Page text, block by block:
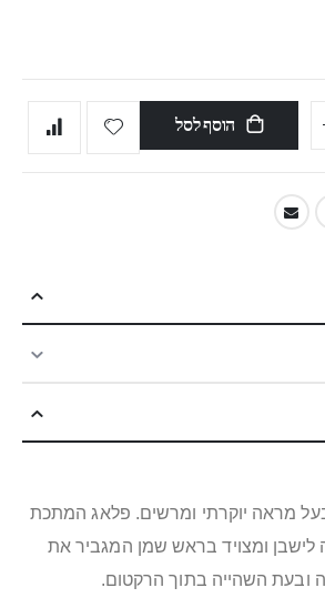
הוסף לסל
מראה יוקרתי ומרשים. פלאג המתכת
לישבן ומצויד בראש שמן המגביר את
השהייה בתוך הרקטום.